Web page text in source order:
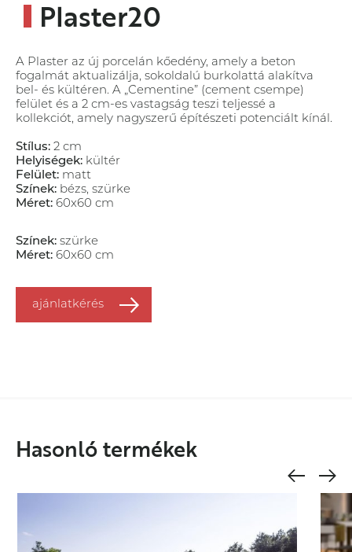
Plaster20
A Plaster az új porcelán kőedény, amely a beton
fogalmát aktualizálja, sokoldalú burkolattá alakítva
bel- és kültéren. A „Cementine” (cement csempe)
felület és a 2 cm-es vastagság teszi teljessé a
kollekciót, amely nagyszerű építészeti potenciált kínál.
Stílus: 2 cm
Helyiségek: kültér
Felület: matt
Színek: bézs, szürke
Méret: 60x60 cm
Színek: szürke
Méret: 60x60 cm
ajánlatkérés
Hasonló termékek